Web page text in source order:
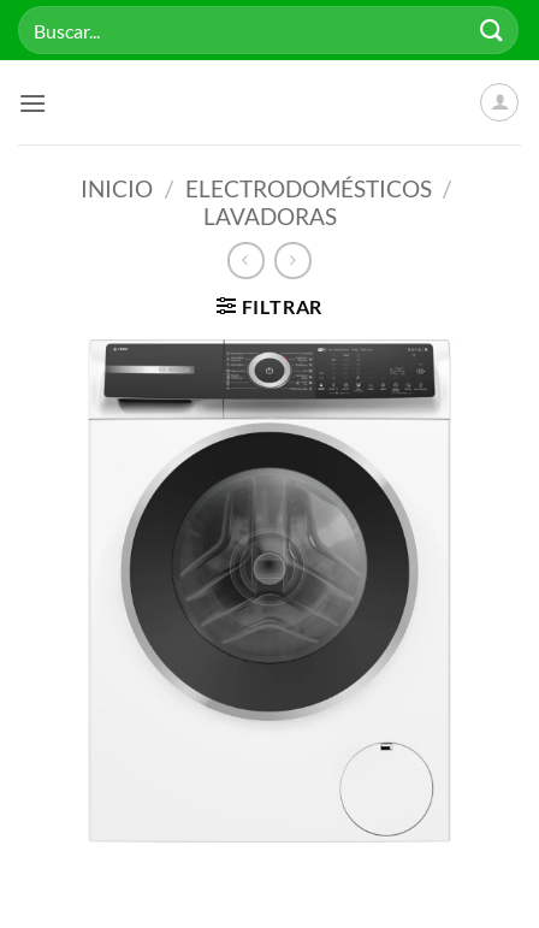
Saltar
Buscar
por:
INICIO / ELECTRODOMÉSTICOS /
LAVADORAS
FILTRAR